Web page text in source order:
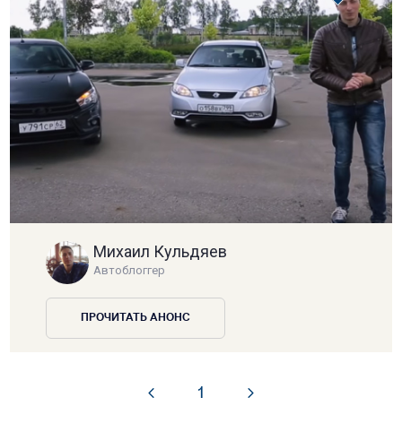
Михаил Кульдяев
Автоблоггер
ПРОЧИТАТЬ АНОНС
1